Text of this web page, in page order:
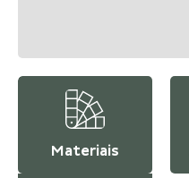
Materiais